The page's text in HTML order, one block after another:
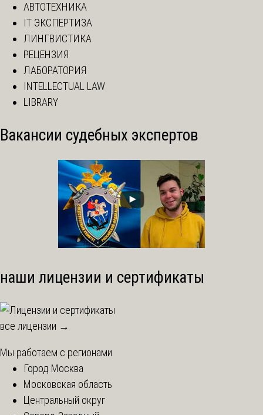
АВТОТЕХНИКА
IT ЭКСПЕРТИЗА
ЛИНГВИСТИКА
РЕЦЕНЗИЯ
ЛАБОРАТОРИЯ
INTELLECTUAL LAW
LIBRARY
Вакансии судебных экспертов
наши лицензии и сертификаты
все лицензии →
Мы работаем с регионами
Город Москва
Московская область
Центральный округ